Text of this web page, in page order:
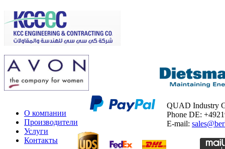
О компании
Производители
Услуги
Контакты
QUAD Industry
Phone DE:
E-mail: